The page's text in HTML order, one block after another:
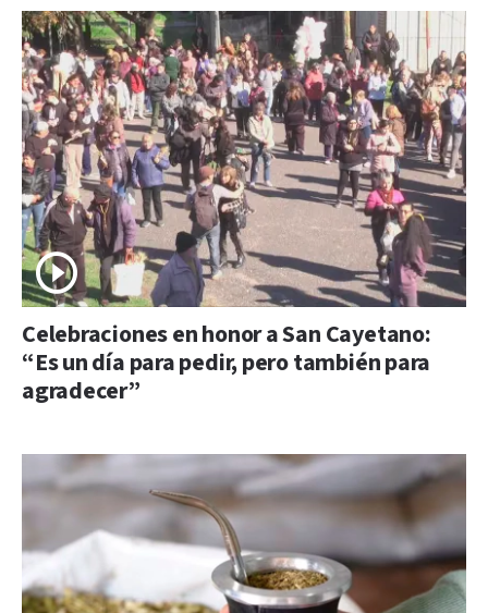
Celebraciones en honor a San Cayetano:
“Es un día para pedir, pero también para
agradecer”